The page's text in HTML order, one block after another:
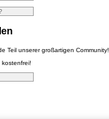
Teil unserer großartigen Community!